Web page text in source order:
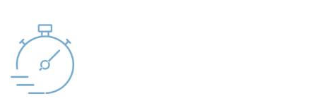
Parte 2.1 Evolução de Perspectiva